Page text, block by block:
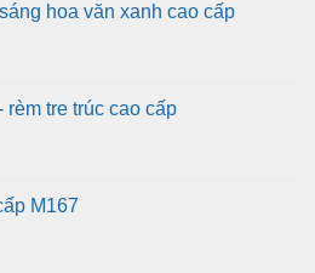
hoa văn xanh cao cấp
rèm tre trúc cao cấp
M167